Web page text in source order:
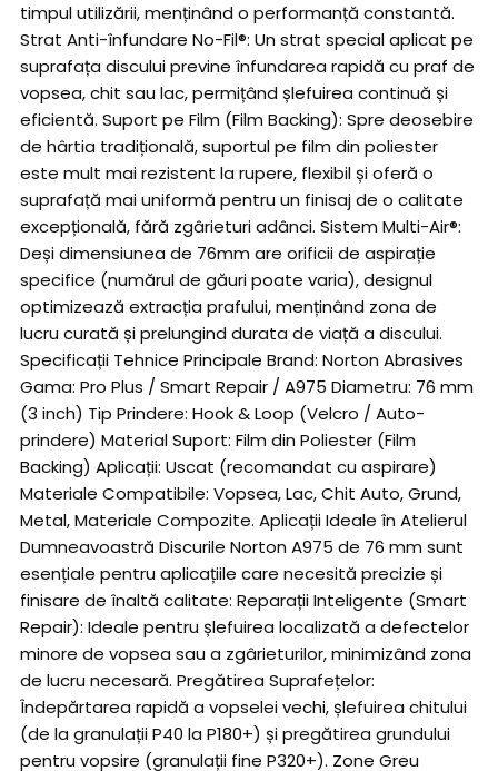
timpul utilizării, menținând o performanță constantă.
Strat Anti-înfundare No-Fil®: Un strat special aplicat pe
suprafața discului previne înfundarea rapidă cu praf de
vopsea, chit sau lac, permițând șlefuirea continuă și
eficientă. Suport pe Film (Film Backing): Spre deosebire
de hârtia tradițională, suportul pe film din poliester
este mult mai rezistent la rupere, flexibil și oferă o
suprafață mai uniformă pentru un finisaj de o calitate
excepțională, fără zgârieturi adânci. Sistem Multi-Air®:
Deși dimensiunea de 76mm are orificii de aspirație
specifice (numărul de găuri poate varia), designul
optimizează extracția prafului, menținând zona de
lucru curată și prelungind durata de viață a discului.
Specificații Tehnice Principale Brand: Norton Abrasives
Gama: Pro Plus / Smart Repair / A975 Diametru: 76 mm
(3 inch) Tip Prindere: Hook & Loop (Velcro / Auto-
prindere) Material Suport: Film din Poliester (Film
Backing) Aplicații: Uscat (recomandat cu aspirare)
Materiale Compatibile: Vopsea, Lac, Chit Auto, Grund,
Metal, Materiale Compozite. Aplicații Ideale în Atelierul
Dumneavoastră Discurile Norton A975 de 76 mm sunt
esențiale pentru aplicațiile care necesită precizie și
finisare de înaltă calitate: Reparații Inteligente (Smart
Repair): Ideale pentru șlefuirea localizată a defectelor
minore de vopsea sau a zgârieturilor, minimizând zona
de lucru necesară. Pregătirea Suprafețelor:
Îndepărtarea rapidă a vopselei vechi, șlefuirea chitului
(de la granulații P40 la P180+) și pregătirea grundului
pentru vopsire (granulații fine P320+). Zone Greu